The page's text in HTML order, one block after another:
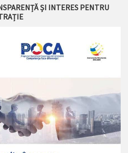
ȘI INTERES PENTRU